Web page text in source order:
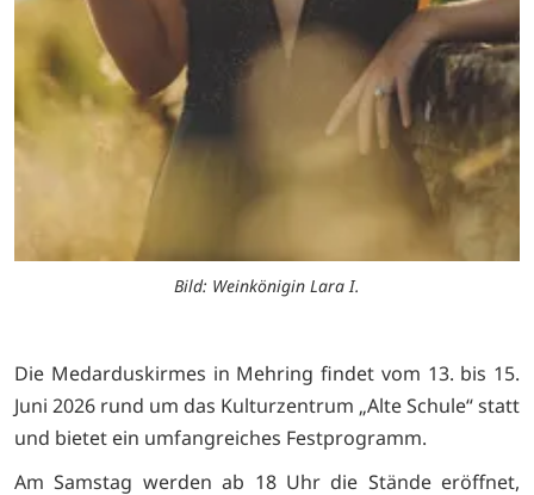
Bild: Weinkönigin Lara I.
Die Medarduskirmes in Mehring findet vom 13. bis 15.
Juni 2026 rund um das Kulturzentrum „Alte Schule“ statt
und bietet ein umfangreiches Festprogramm.
Am Samstag werden ab 18 Uhr die Stände eröffnet,